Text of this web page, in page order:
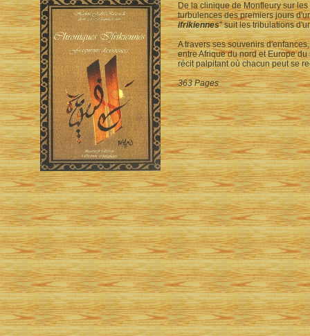
De la clinique de Monfleury sur
turbulences des premiers jours
ifrikiennes" suit les tribulations
A travers ses souvenirs
entre Afrique du nord et Europe
récit palpitant où chacun peut se
363 Pages